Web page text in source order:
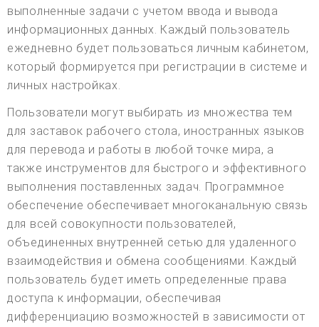
выполненные задачи с учетом ввода и вывода
информационных данных. Каждый пользователь
ежедневно будет пользоваться личным кабинетом,
который формируется при регистрации в системе и
личных настройках.
Пользователи могут выбирать из множества тем
для заставок рабочего стола, иностранных языков
для перевода и работы в любой точке мира, а
также инструментов для быстрого и эффективного
выполнения поставленных задач. Программное
обеспечение обеспечивает многоканальную связь
для всей совокупности пользователей,
объединенных внутренней сетью для удаленного
взаимодействия и обмена сообщениями. Каждый
пользователь будет иметь определенные права
доступа к информации, обеспечивая
дифференциацию возможностей в зависимости от